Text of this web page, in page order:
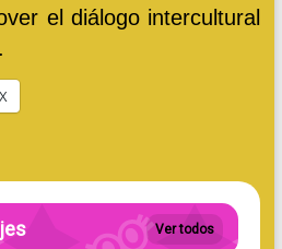
el diálogo intercultural
X
Ver todos